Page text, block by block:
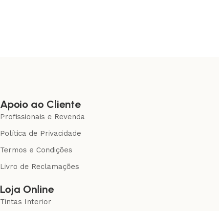
Apoio ao Cliente
Profissionais e Revenda
Política de Privacidade
Termos e Condições
Livro de Reclamações
Loja Online
Tintas Interior